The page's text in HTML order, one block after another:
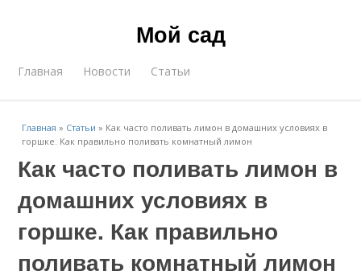
Мой сад
Главная Новости Статьи
Главная » Статьи » Как часто поливать лимон в домашних условиях в
горшке. Как правильно поливать комнатный лимон
Как часто поливать лимон в
домашних условиях в
горшке. Как правильно
поливать комнатный лимон